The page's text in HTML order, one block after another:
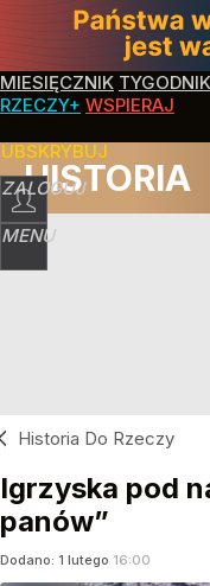
MIESIĘCZNIK TYGODNIK
RZECZY+ WSPIERAJ
ZALOGUJ
MENU
HISTORIA
Historia Do Rzeczy
Igrzyska pod
panów”
Dodano: 1 lutego 16:00